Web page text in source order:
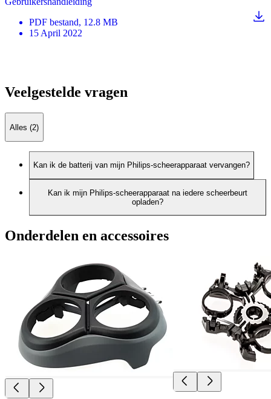
PDF bestand, 12.8 MB
15 April 2022
Veelgestelde vragen
Alles (2)
Kan ik de batterij van mijn Philips-scheerapparaat vervangen?
Kan ik mijn Philips-scheerapparaat na iedere scheerbeurt
opladen?
Onderdelen en accessoires